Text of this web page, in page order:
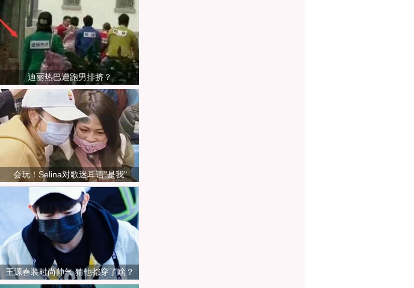
迪丽热巴遭跑男排挤？
会玩！Selina对歌迷耳语"是我"
王源春装时尚帅气 猜他都穿了啥？